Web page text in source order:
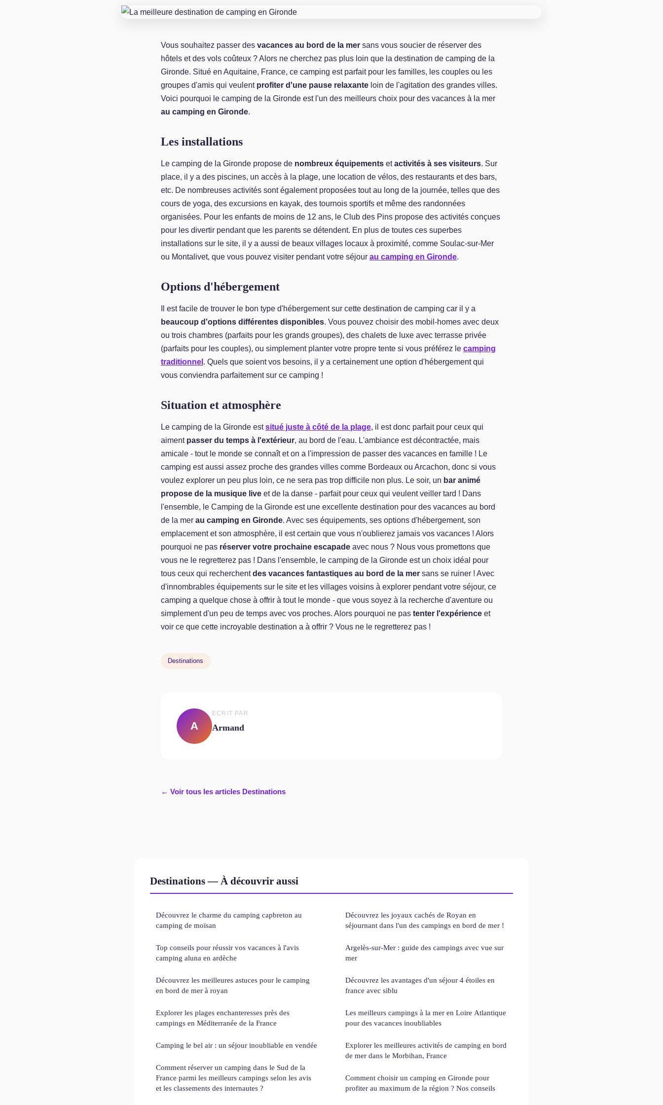
Vous souhaitez passer des vacances au bord de la mer sans vous soucier de réserver des
hôtels et des vols coûteux ? Alors ne cherchez pas plus loin que la destination de camping de la
Gironde. Situé en Aquitaine, France, ce camping est parfait pour les familles, les couples ou les
groupes d'amis qui veulent profiter d'une pause relaxante loin de l'agitation des grandes villes.
Voici pourquoi le camping de la Gironde est l'un des meilleurs choix pour des vacances à la mer
au camping en Gironde.
Les installations
Le camping de la Gironde propose de nombreux équipements etactivités à ses visiteurs. Sur
place, il y a des piscines, un accès à la plage, une location de vélos, des restaurants et des bars,
etc. De nombreuses activités sont également proposées tout au long de la journée, telles que des
cours de yoga, des excursions en kayak, des tournois sportifs et même des randonnées
organisées. Pour les enfants de moins de 12 ans, le Club des Pins propose des activités conçues
pour les divertir pendant que les parents se détendent. En plus de toutes ces superbes
installations sur le site, il y a aussi de beaux villages locaux à proximité, comme Soulac-sur-Mer
ou Montalivet, que vous pouvez visiter pendant votre séjour au camping en Gironde.
Options d'hébergement
Il est facile de trouver le bon type d'hébergement sur cette destination de camping car il y a
beaucoup d'options différentes disponibles. Vous pouvez choisir des mobil-homes avec deux
ou trois chambres (parfaits pour les grands groupes), des chalets de luxe avec terrasse privée
(parfaits pour les couples), ou simplement planter votre propre tente si vous préférez le camping
traditionnel . Quels que soient vos besoins, il y a certainement une option d'hébergement qui
vous conviendra parfaitement sur ce camping !
Situation et atmosphère
Le camping de la Gironde estsitué juste à côté de la plage, il est donc parfait pour ceux qui
aiment passer du temps à l'extérieur, au bord de l'eau. L'ambiance est décontractée, mais
amicale - tout le monde se connaît et on a l'impression de passer des vacances en famille ! Le
camping est aussi assez proche des grandes villes comme Bordeaux ou Arcachon, donc si vous
voulez explorer un peu plus loin, ce ne sera pas trop difficile non plus. Le soir, un bar animé
propose de la musique live et de la danse - parfait pour ceux qui veulent veiller tard ! Dans
l'ensemble, le Camping de la Gironde est une excellente destination pour des vacances au bord
de la mer au camping en Gironde. Avec ses équipements, ses options d'hébergement, son
emplacement et son atmosphère, il est certain que vous n'oublierez jamais vos vacances ! Alors
pourquoi ne pas réserver votre prochaine escapade avec nous ? Nous vous promettons que
vous ne le regretterez pas ! Dans l'ensemble, le camping de la Gironde est un choix idéal pour
tous ceux qui recherchentdes vacances fantastiques au bord de la mer sans se ruiner ! Avec
d'innombrables équipements sur le site et les villages voisins à explorer pendant votre séjour, ce
camping a quelque chose à offrir à tout le monde - que vous soyez à la recherche d'aventure ou
simplement d'un peu de temps avec vos proches. Alors pourquoi ne pas tenter l'expérience et
voir ce que cette incroyable destination a à offrir ? Vous ne le regretterez pas !
Destinations
A
ECRIT PAR
Armand
← Voir tous les articles Destinations
Destinations — À découvrir aussi
Découvrez le charme du camping capbreton au
camping de moïsan
Top conseils pour réussir vos vacances à l'avis
camping aluna en ardèche
Découvrez les meilleures astuces pour le camping
en bord de mer à royan
Explorer les plages enchanteresses près des
campings en Méditerranée de la France
Camping le bel air : un séjour inoubliable en vendée
Comment réserver un camping dans le Sud de la
France parmi les meilleurs campings selon les avis
et les classements des internautes ?
Découvrez les joyaux cachés de Royan en
séjournant dans l'un des campings en bord de mer !
Argelès-sur-Mer : guide des campings avec vue sur
mer
Découvrez les avantages d'un séjour 4 étoiles en
france avec siblu
Les meilleurs campings à la mer en Loire Atlantique
pour des vacances inoubliables
Explorer les meilleures activités de camping en bord
de mer dans le Morbihan, France
Comment choisir un camping en Gironde pour
profiter au maximum de la région ? Nos conseils